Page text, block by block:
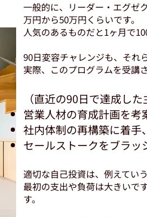
一般的に、リーダー・エグゼ
万円から50万円くらいです。
人気のあるものだと1ヶ月で
90日変容チャレンジも、それ
実際、このプログラムを受講
（直近の90日で達成した
営業人材の育成計画を
社内体制の再構築に着
セールストークをブラ
適切な自己投資は、例えてい
最初の支出や負荷は大きいで
す。